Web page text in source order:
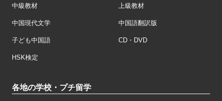
中級教材 上級教材
中国現代文学 中国語翻訳版
子ども中国語 CD・DVD
HSK検定
各地の学校・プチ留学